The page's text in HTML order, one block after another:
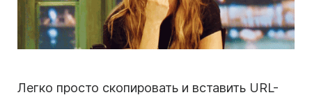
Легко просто скопировать и вставить URL-